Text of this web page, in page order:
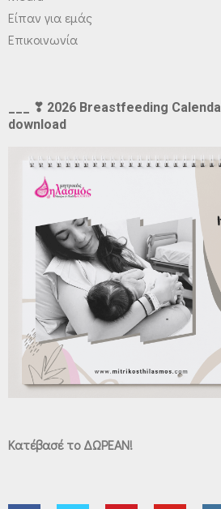
Είπαν για εμάς
Επικοινωνία
___ ❣ 2026 Breastfeeding
download
Κατέβασέ το ΔΩΡΕΑΝ!